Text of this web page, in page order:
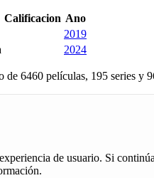
Calificacion Ano
2019
2024
de 6460 películas, 195 series y
de usuario. Si